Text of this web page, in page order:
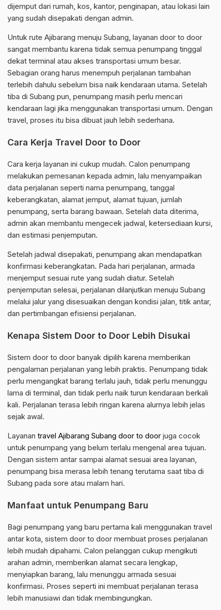
dijemput dari rumah, kos, kantor, penginapan, atau lokasi lain
yang sudah disepakati dengan admin.
Untuk rute Ajibarang menuju Subang, layanan door to door
sangat membantu karena tidak semua penumpang tinggal
dekat terminal atau akses transportasi umum besar.
Sebagian orang harus menempuh perjalanan tambahan
terlebih dahulu sebelum bisa naik kendaraan utama. Setelah
tiba di Subang pun, penumpang masih perlu mencari
kendaraan lagi jika menggunakan transportasi umum. Dengan
travel, proses itu bisa dibuat jauh lebih sederhana.
Cara Kerja Travel Door to Door
Cara kerja layanan ini cukup mudah. Calon penumpang
melakukan pemesanan kepada admin, lalu menyampaikan
data perjalanan seperti nama penumpang, tanggal
keberangkatan, alamat jemput, alamat tujuan, jumlah
penumpang, serta barang bawaan. Setelah data diterima,
admin akan membantu mengecek jadwal, ketersediaan kursi,
dan estimasi penjemputan.
Setelah jadwal disepakati, penumpang akan mendapatkan
konfirmasi keberangkatan. Pada hari perjalanan, armada
menjemput sesuai rute yang sudah diatur. Setelah
penjemputan selesai, perjalanan dilanjutkan menuju Subang
melalui jalur yang disesuaikan dengan kondisi jalan, titik antar,
dan pertimbangan efisiensi perjalanan.
Kenapa Sistem Door to Door Lebih Disukai
Sistem door to door banyak dipilih karena memberikan
pengalaman perjalanan yang lebih praktis. Penumpang tidak
perlu mengangkat barang terlalu jauh, tidak perlu menunggu
lama di terminal, dan tidak perlu naik turun kendaraan berkali
kali. Perjalanan terasa lebih ringan karena alurnya lebih jelas
sejak awal.
Layanan travel Ajibarang Subang door to door juga cocok
untuk penumpang yang belum terlalu mengenal area tujuan.
Dengan sistem antar sampai alamat sesuai area layanan,
penumpang bisa merasa lebih tenang terutama saat tiba di
Subang pada sore atau malam hari.
Manfaat untuk Penumpang Baru
Bagi penumpang yang baru pertama kali menggunakan travel
antar kota, sistem door to door membuat proses perjalanan
lebih mudah dipahami. Calon pelanggan cukup mengikuti
arahan admin, memberikan alamat secara lengkap,
menyiapkan barang, lalu menunggu armada sesuai
konfirmasi. Proses seperti ini membuat perjalanan terasa
lebih manusiawi dan tidak membingungkan.